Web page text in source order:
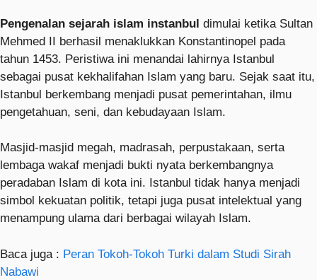
Pengenalan sejarah islam instanbul dimulai ketika Sultan
Mehmed II berhasil menaklukkan Konstantinopel pada
tahun 1453. Peristiwa ini menandai lahirnya Istanbul
sebagai pusat kekhalifahan Islam yang baru. Sejak saat itu,
Istanbul berkembang menjadi pusat pemerintahan, ilmu
pengetahuan, seni, dan kebudayaan Islam.
Masjid-masjid megah, madrasah, perpustakaan, serta
lembaga wakaf menjadi bukti nyata berkembangnya
peradaban Islam di kota ini. Istanbul tidak hanya menjadi
simbol kekuatan politik, tetapi juga pusat intelektual yang
menampung ulama dari berbagai wilayah Islam.
Baca juga : Peran Tokoh-Tokoh Turki dalam Studi Sirah
Nabawi